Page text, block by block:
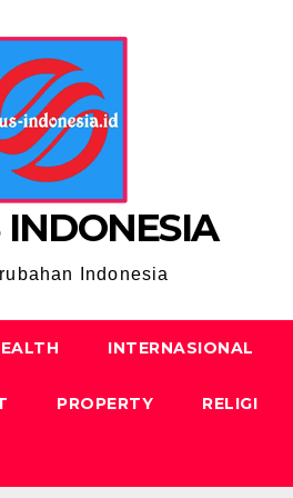
INDONESIA
Indonesia
INTERNASIONAL
PROPERTY RELIGI